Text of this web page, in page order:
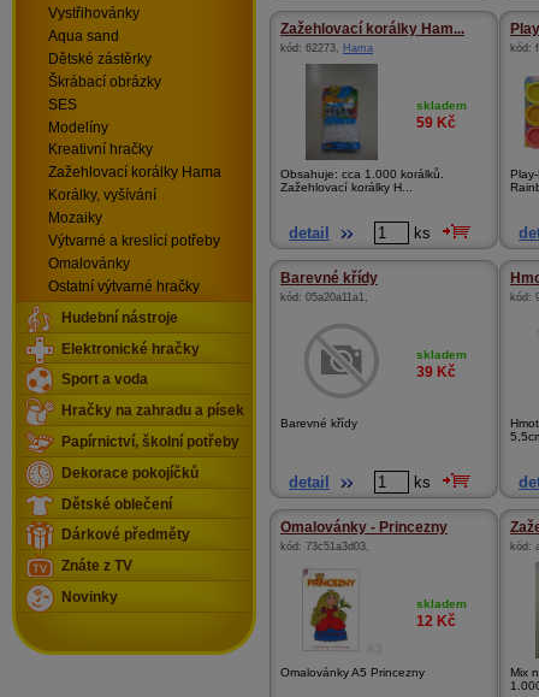
Zažehlovací korálky Ham...
kód: 62273, Hama
skladem
59 Kč
Obsahuje: cca 1.000 korálků.
Zažehlovací korálky H...
detail ks
kód:
Barevné křídy
kód: 05a20a11a1,
skladem
39 Kč
Barevné křídy
detail ks
kód:
Omalovánky - Princezny
kód: 73c51a3d03,
skladem
12 Kč
Omalovánky A5 Princezny
kód:
Mix
Vystřihovánky
Aqua sand
Dětské zástěrky
Škrábací obrázky
SES
Modelíny
Kreativní hračky
Zažehlovací korálky Hama
Korálky, vyšívání
Mozaiky
Výtvarné a kreslící potřeby
Omalovánky
Ostatní výtvarné hračky
Hudební nástroje
Elektronické hračky
Sport a voda
Hračky na zahradu a písek
Papírnictví, školní potřeby
Dekorace pokojíčků
Dětské oblečení
Dárkové předměty
Znáte z TV
Novinky